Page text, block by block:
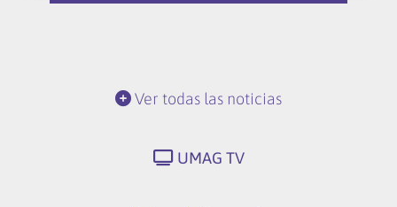
Ver todas las noticias
UMAG TV